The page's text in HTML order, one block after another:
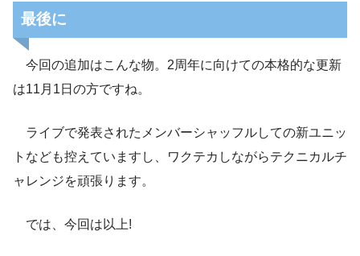
最後に
今回の追加はこんな物。2周年に向けての本格的な更新
は11月1日の方ですね。
ライブで発表されたメンバーシャッフルしての新ユニッ
トなども控えていますし、ワクテカしながらテクニカルチ
ャレンジを頑張ります。
では、今回は以上!